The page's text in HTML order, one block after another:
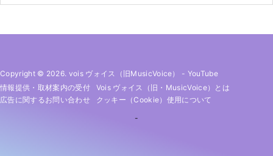
Copyright © 2026. vois ヴォイス（旧MusicVoice） - YouTube
情報提供・取材案内の受付
Vois ヴォイス（旧・MusicVoice）とは
広告に関するお問い合わせ
クッキー（cookie）使用について
-